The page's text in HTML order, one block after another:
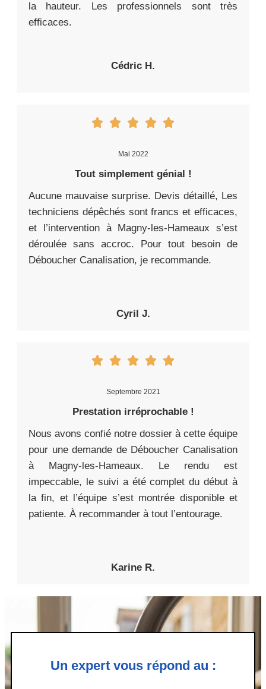
la hauteur. Les professionnels sont très
efficaces.
Cédric H.
Mai 2022
Tout simplement génial !
Aucune mauvaise surprise. Devis détaillé, Les
techniciens dépêchés sont francs et efficaces,
et l’intervention à Magny-les-Hameaux s’est
déroulée sans accroc. Pour tout besoin de
Déboucher Canalisation, je recommande.
Cyril J.
Septembre 2021
Prestation irréprochable !
Nous avons confié notre dossier à cette équipe
pour une demande de Déboucher Canalisation
à Magny-les-Hameaux. Le rendu est
impeccable, le suivi a été complet du début à
la fin, et l’équipe s’est montrée disponible et
patiente. À recommander à tout l’entourage.
Karine R.
Un expert vous répond au :